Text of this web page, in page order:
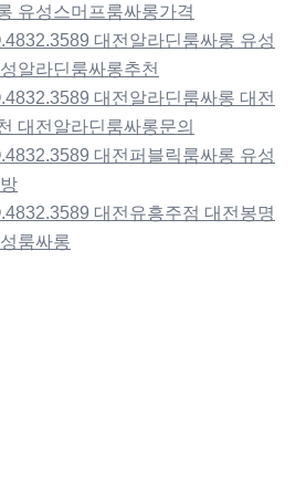
유성스머프룸싸롱가격
대전알라딘룸싸롱 유성
알라딘룸싸롱추천
대전알라딘룸싸롱 대전
대전알라딘룸싸롱문의
대전퍼블릭룸싸롱 유성
대전유흥주점 대전봉명
룸싸롱